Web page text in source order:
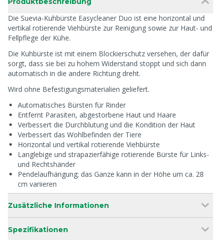
Die Suevia-Kuhbürste Easycleaner Duo ist eine horizontal und
vertikal rotierende Viehbürste zur Reinigung sowie zur Haut- und
Fellpflege der Kühe.
Die Kuhbürste ist mit einem Blockierschutz versehen, der dafür
sorgt, dass sie bei zu hohem Widerstand stoppt und sich dann
automatisch in die andere Richtung dreht.
Wird ohne Befestigungsmaterialien geliefert.
Automatisches Bürsten für Rinder
Entfernt Parasiten, abgestorbene Haut und Haare
Verbessert die Durchblutung und die Kondition der Haut
Verbessert das Wohlbefinden der Tiere
Horizontal und vertikal rotierende Viehbürste
Langlebige und strapazierfähige rotierende Bürste für Links-
und Rechtshänder
Pendelaufhängung; das Ganze kann in der Höhe um ca. 28
cm variieren
Zusätzliche Informationen
Spezifikationen